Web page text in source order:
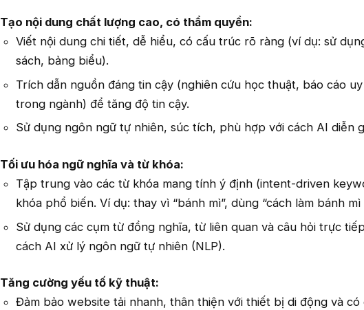
Tạo nội dung chất lượng cao, có thẩm quyền:
Viết nội dung chi tiết, dễ hiểu, có cấu trúc rõ ràng (ví dụ: sử
sách, bảng biểu).
Trích dẫn nguồn đáng tin cậy (nghiên cứu học thuật, báo cáo
trong ngành) để tăng độ tin cậy.
Sử dụng ngôn ngữ tự nhiên, súc tích, phù hợp với cách AI diễn
Tối ưu hóa ngữ nghĩa và từ khóa:
Tập trung vào các từ khóa mang tính ý định (intent-driven
khóa phổ biến. Ví dụ: thay vì “bánh mì”, dùng “cách làm bánh mì
Sử dụng các cụm từ đồng nghĩa, từ liên quan và câu hỏi trực
cách AI xử lý ngôn ngữ tự nhiên (NLP).
Tăng cường yếu tố kỹ thuật:
Đảm bảo website tải nhanh, thân thiện với thiết bị di động và